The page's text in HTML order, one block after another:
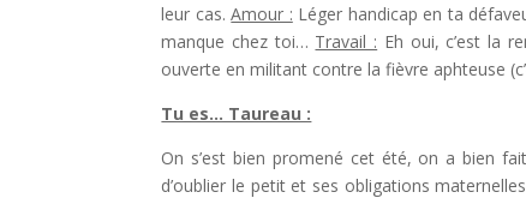
leur cas.Amour : Léger handicap en ta
manque chez toi… Travail : Eh oui, c’est la
ouverte en militant contre la fièvre aphteuse
Tu es… Taureau :
On s’est bien promené cet été, on a bien
d’oublier le petit et ses obligations